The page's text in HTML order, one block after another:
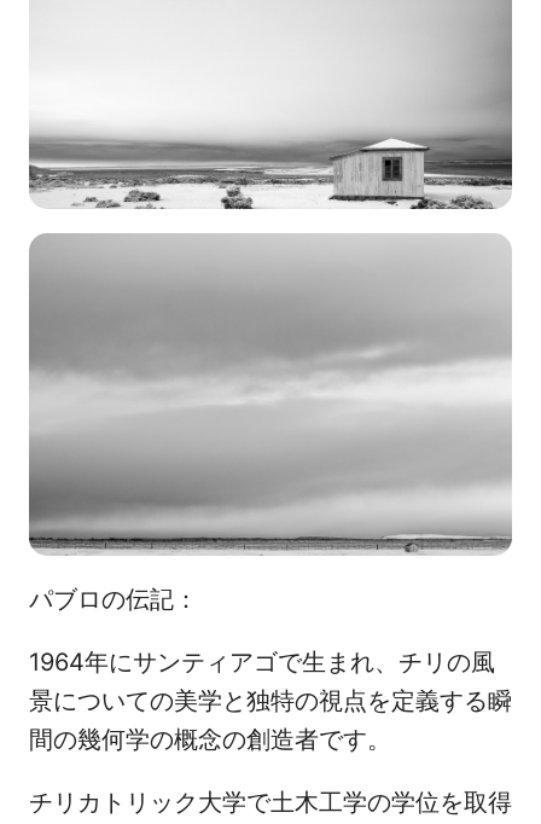
パブロの伝記：
1964年にサンティアゴで生まれ、チリの風
景についての美学と独特の視点を定義する瞬
間の幾何学の概念の創造者です。
チリカトリック大学で土木工学の学位を取得